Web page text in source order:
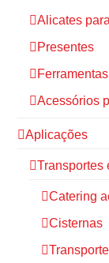
Alicates
Presentes
Acessórios
Aplicações
Transportes
Catering
Cisternas